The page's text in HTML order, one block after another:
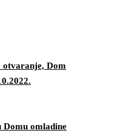
otvaranje, Dom
Domu omladine